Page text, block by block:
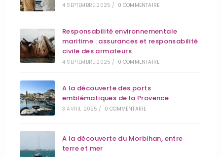
4 SEPTEMBRE 2025 / 0 COMMENTAIRE
Responsabilité environnementale
maritime : assurances et responsabilité
civile des armateurs
4 SEPTEMBRE 2025 / 0 COMMENTAIRE
A la découverte des ports
emblématiques de la Provence
3 AVRIL 2025 / 0 COMMENTAIRE
A la découverte du Morbihan, entre
terre et mer